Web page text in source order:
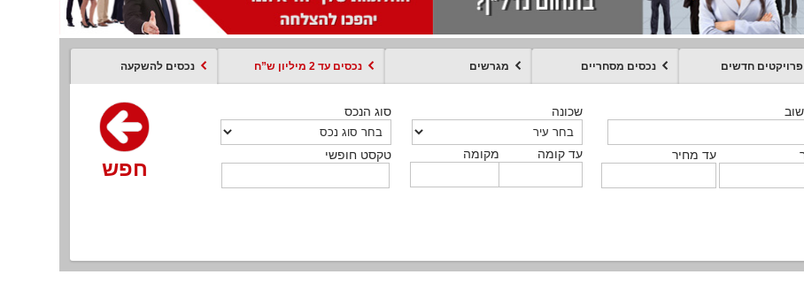
פרויקטים חדשים נכסים מסחריים מגרשים נכסים עד 2 מיליון ש”ח נכסים להשקעה
עד מחיר
שכונה
מקומה עד קומה
סוג הנכס
טקסט חופשי
חפש
עד מחיר
שכונה
מקומה עד קומה
סוג הנכס
טקסט חופשי
חפש
עד מחיר
שכונה
מקומה עד קומה
סוג הנכס
טקסט חופשי
חפש
עד מחיר
שכונה
מקומה עד קומה
סוג עסקה
טקסט חופשי
חפש
מקומה
חפש
עד קומה
שכונה
טקסט חופשי
סוג הנכס
חפש
עד מחיר
שכונה
מקומה עד קומה
טקסט חופשי
חפש